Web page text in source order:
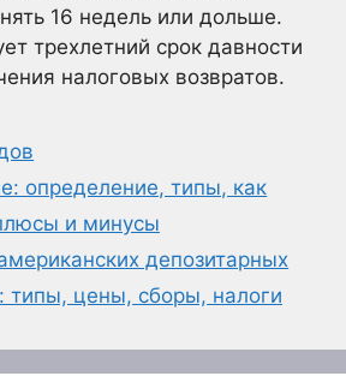
16 недель или дольше.
трехлетний срок давности
налоговых возвратов.
определение, типы, как
и минусы
депозитарных
типы, цены, сборы, налоги